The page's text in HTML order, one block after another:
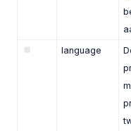
language